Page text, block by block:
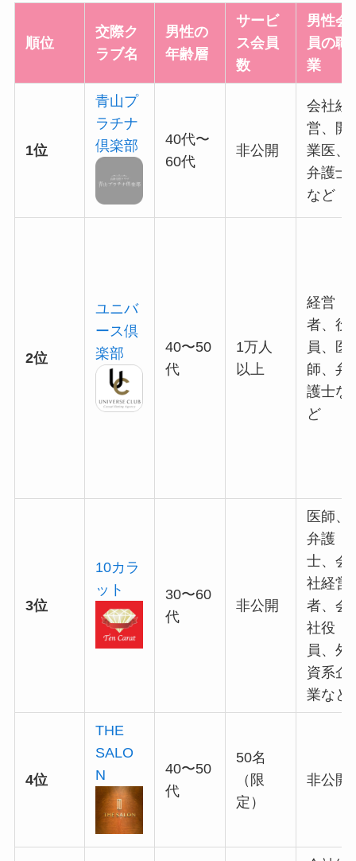
順位
交際ク
ラブ名
男性の
年齢層
サービ
ス会員
数
男性会
員の職
業
1位
青山プ
ラチナ
倶楽部
40代〜
60代
非公開
会社経
営、開
業医、
弁護士
など
2位
ユニバ
ース倶
楽部
40〜50
代
1万人
以上
経営
者、役
員、医
師、弁
護士な
ど
3位
10カラ
ット
30〜60
代
非公開
医師、
弁護
士、会
社経営
者、会
社役
員、外
資系企
業など
4位
THE
SALO
N
40〜50
代
50名
（限
定）
非公開